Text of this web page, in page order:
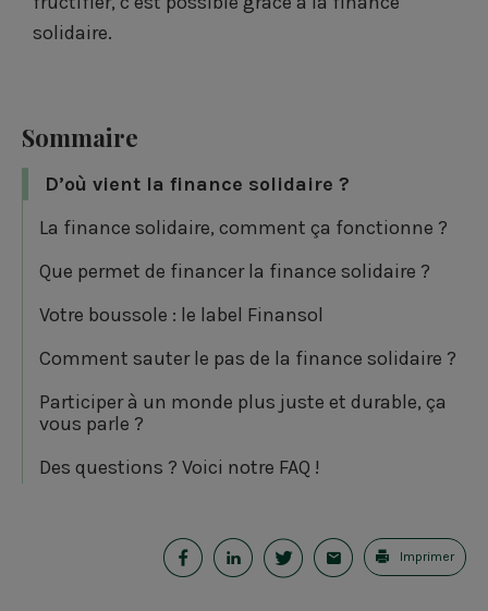
solidaire.
Sommaire
D’où vient la finance solidaire ?
La finance solidaire, comment ça fonctionne ?
Que permet de financer la finance solidaire ?
Votre boussole : le label Finansol
Comment sauter le pas de la finance solidaire ?
Participer à un monde plus juste et durable, ça
vous parle ?
Des questions ? Voici notre FAQ !
P
P
P
E
Imprimer